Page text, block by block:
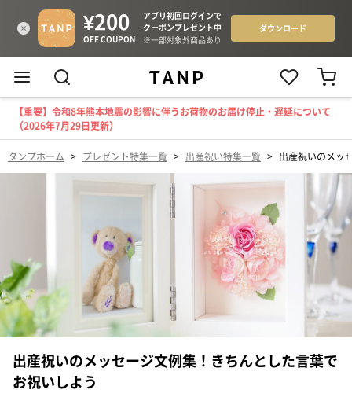
【重要】令和8年熊本地震の影響に伴うお荷物のお届け停止・遅延について
（2026年7月29日更新）
タンプホーム > プレゼント特集一覧 > 出産祝い特集一覧 > 出産祝いのメッ
出産祝いのメッセージ文例集！きちんとした言葉で
お祝いしよう